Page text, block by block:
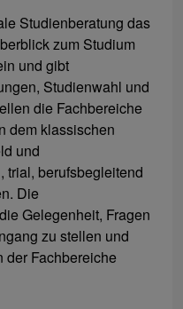
Studienberatung das
zum Studium
und gibt
Studienwahl und
die Fachbereiche
dem klassischen
und
trial, berufsbegleitend
Die
Gelegenheit, Fragen
zu stellen und
der Fachbereiche